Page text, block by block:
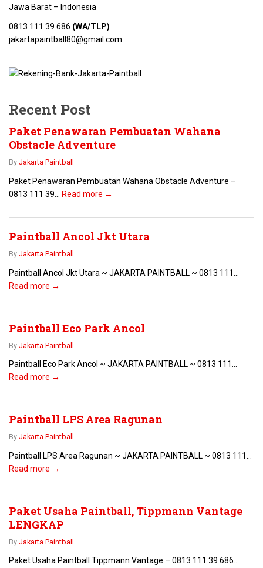
Jawa Barat – Indonesia
0813 111 39 686 (WA/TLP)
jakartapaintball80@gmail.com
Recent Post
Paket Penawaran Pembuatan Wahana
Obstacle Adventure
By Jakarta Paintball
Paket Penawaran Pembuatan Wahana Obstacle Adventure –
0813 111 39...
Read more →
Paintball Ancol Jkt Utara
By Jakarta Paintball
Paintball Ancol Jkt Utara ~ JAKARTA PAINTBALL ~ 0813 111...
Read more →
Paintball Eco Park Ancol
By Jakarta Paintball
Paintball Eco Park Ancol ~ JAKARTA PAINTBALL ~ 0813 111...
Read more →
Paintball LPS Area Ragunan
By Jakarta Paintball
Paintball LPS Area Ragunan ~ JAKARTA PAINTBALL ~ 0813 111...
Read more →
Paket Usaha Paintball, Tippmann Vantage
LENGKAP
By Jakarta Paintball
Paket Usaha Paintball Tippmann Vantage – 0813 111 39 686...